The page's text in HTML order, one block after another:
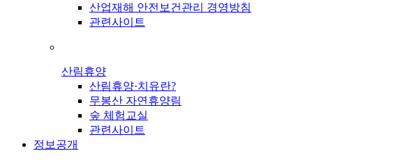
산업재해 안전보건관리 경영방침
관련사이트
산림휴양
산림휴양·치유란?
무봉산 자연휴양림
숲 체험교실
관련사이트
정보공개